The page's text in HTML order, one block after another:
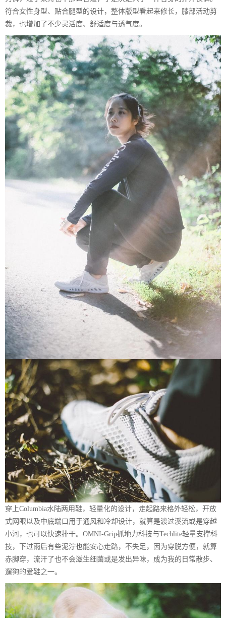
符合女性身型、贴合腿型的设计，整体版型看起来修长，膝部活动剪
裁，也增加了不少灵活度、舒适度与透气度。
穿上Columbia水陆两用鞋，轻量化的设计，走起路来格外轻松，开放
式网眼以及中底端口用于通风和冷却设计，就算是渡过溪流或是穿越
小河，也可以快速排干。OMNI-Grip抓地力科技与Techlite轻量支撑科
技，下过雨后有些泥泞也能安心走路，不失足，因为穿脱方便，就算
赤脚穿，流汗了也不会滋生细菌或是发出异味，成为我的日常散步、
遛狗的爱鞋之一。